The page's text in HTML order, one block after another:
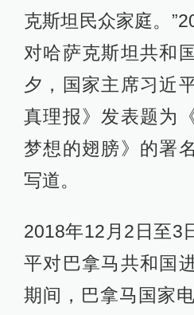
克斯坦民众家庭。
对哈萨克斯坦共和
夕，国家主席习近
真理报》发表题为
梦想的翅膀》的署
写道。
2018年12月2日至3
平对巴拿马共和国
期间，巴拿马国家